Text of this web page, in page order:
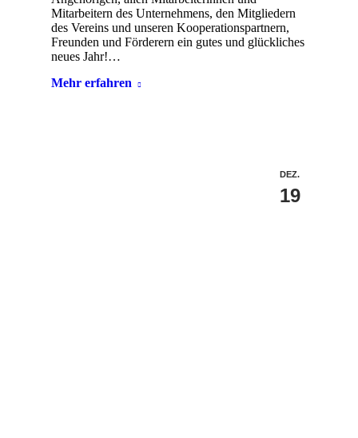
Mitarbeitern des Unternehmens, den Mitgliedern
des Vereins und unseren Kooperationspartnern,
Freunden und Förderern ein gutes und glückliches
neues Jahr!…
Mehr erfahren
DEZ.
19